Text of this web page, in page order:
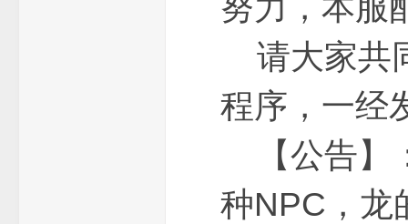
努力，本服
请大家共
程序，一经
【公告】
种NPC，龙